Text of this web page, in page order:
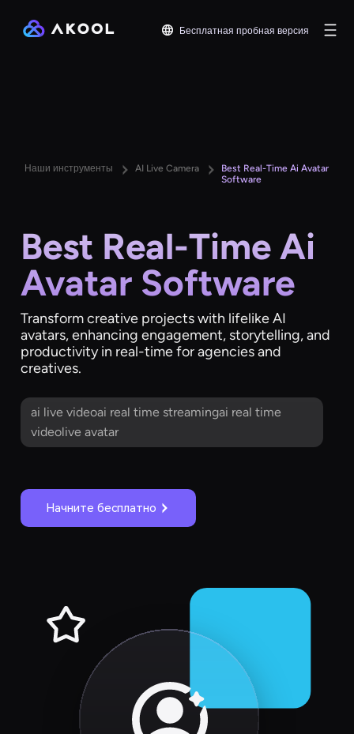
Бесплатная пробная версия
Наши инструменты AI Live Camera
Best Real-Time Ai Avatar
Software
Best Real-Time Ai
Avatar Software
Transform creative projects with lifelike AI
avatars, enhancing engagement, storytelling, and
productivity in real-time for agencies and
creatives.
ai live videoai real time streamingai real time
videolive avatar
Начните бесплатно